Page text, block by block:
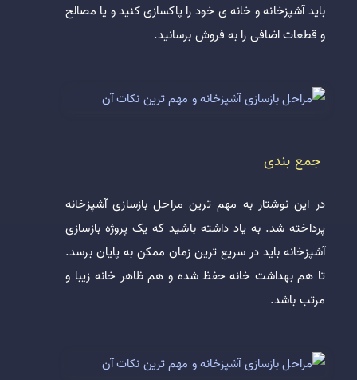
باید آشپزخانه و خانه ی خود را پاکسازی کنید و یا مصالح
و قطعات اضافی را به فروش برسانید.
جمع بندی
در این نوشتار به مهم ترین مراحل بازسازی آشپزخانه
پرداخته شد. به‌ یاد داشته باشید که یک پروژه بازسازی
آشپزخانه باید در سریع ترین زمان ممکن به پایان برسد.
تا هم بهداشت خانه حفظ شده و هم ظاهر خانه زیبا و
مرتب باشد.